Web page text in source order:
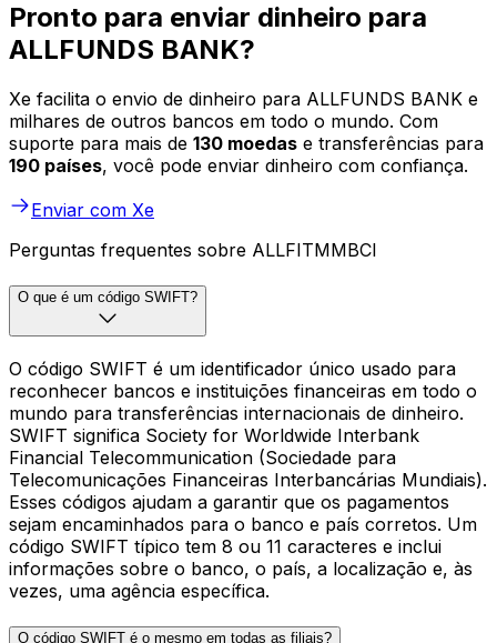
Pronto para enviar dinheiro para
ALLFUNDS BANK?
Xe facilita o envio de dinheiro para ALLFUNDS BANK e
milhares de outros bancos em todo o mundo. Com
suporte para mais de 130 moedas e transferências para
190 países, você pode enviar dinheiro com confiança.
Enviar com Xe
Perguntas frequentes sobre ALLFITMMBCI
O que é um código SWIFT?
O código SWIFT é um identificador único usado para
reconhecer bancos e instituições financeiras em todo o
mundo para transferências internacionais de dinheiro.
SWIFT significa Society for Worldwide Interbank
Financial Telecommunication (Sociedade para
Telecomunicações Financeiras Interbancárias Mundiais).
Esses códigos ajudam a garantir que os pagamentos
sejam encaminhados para o banco e país corretos. Um
código SWIFT típico tem 8 ou 11 caracteres e inclui
informações sobre o banco, o país, a localização e, às
vezes, uma agência específica.
O código SWIFT é o mesmo em todas as filiais?